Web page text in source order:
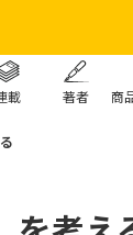
載 著者 商